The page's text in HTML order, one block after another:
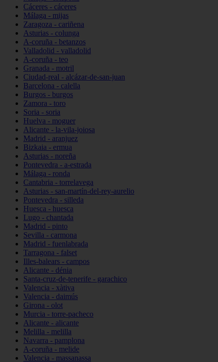
Cáceres - cáceres
Málaga - mijas
Zaragoza - cariñena
Asturias - colunga
A-coruña - betanzos
Valladolid - valladolid
A-coruña - teo
Granada - motril
Ciudad-real - alcázar-de-san-juan
Barcelona - calella
Burgos - burgos
Zamora - toro
Soria - soria
Huelva - moguer
Alicante - la-vila-joiosa
Madrid - aranjuez
Bizkaia - ermua
Asturias - noreña
Pontevedra - a-estrada
Málaga - ronda
Cantabria - torrelavega
Asturias - san-martín-del-rey-aurelio
Pontevedra - silleda
Huesca - huesca
Lugo - chantada
Madrid - pinto
Sevilla - carmona
Madrid - fuenlabrada
Tarragona - falset
Illes-balears - campos
Alicante - dénia
Santa-cruz-de-tenerife - garachico
Valencia - xàtiva
Valencia - daimús
Girona - olot
Murcia - torre-pacheco
Alicante - alicante
Melilla - melilla
Navarra - pamplona
A-coruña - melide
Valencia - massanassa